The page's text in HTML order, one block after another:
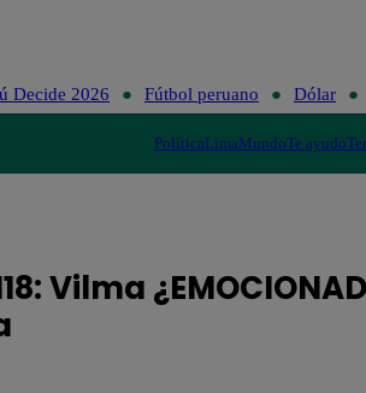
Decide 2026 Fútbol peruano Dólar
PolíticaLimaMundoTe ayudo
Vilma